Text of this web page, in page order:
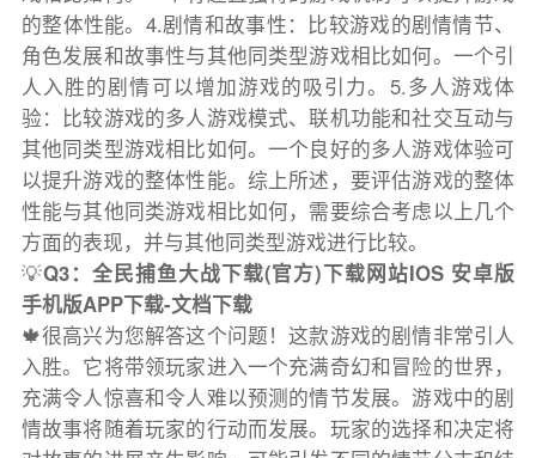
的整体性能。4.剧情和故事性：比较游戏的剧情情节、
角色发展和故事性与其他同类型游戏相比如何。一个引
人入胜的剧情可以增加游戏的吸引力。5.多人游戏体
验：比较游戏的多人游戏模式、联机功能和社交互动与
其他同类型游戏相比如何。一个良好的多人游戏体验可
以提升游戏的整体性能。综上所述，要评估游戏的整体
性能与其他同类游戏相比如何，需要综合考虑以上几个
方面的表现，并与其他同类型游戏进行比较。
💡Q3：全民捕鱼大战下载(官方)下载网站IOS 安卓版
手机版APP下载-文档下载
🍁很高兴为您解答这个问题！这款游戏的剧情非常引人
入胜。它将带领玩家进入一个充满奇幻和冒险的世界，
充满令人惊喜和令人难以预测的情节发展。游戏中的剧
情故事将随着玩家的行动而发展。玩家的选择和决定将